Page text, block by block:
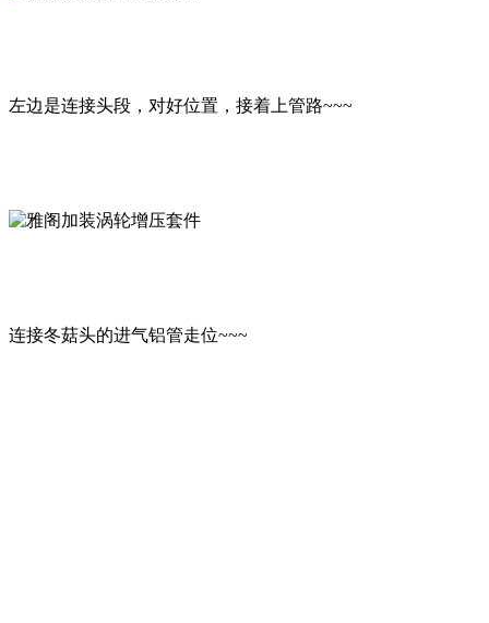
左边是连接头段，对好位置，接着上管路~~~
连接冬菇头的进气铝管走位~~~